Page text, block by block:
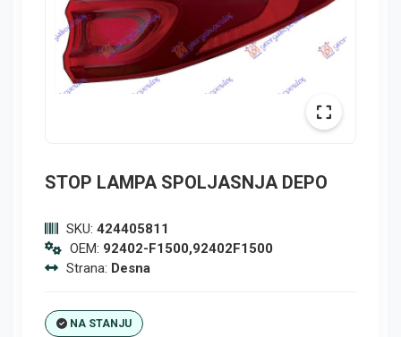
STOP LAMPA SPOLJASNJA DEPO
SKU: 424405811
OEM: 92402-F1500,92402F1500
Strana: Desna
NA STANJU